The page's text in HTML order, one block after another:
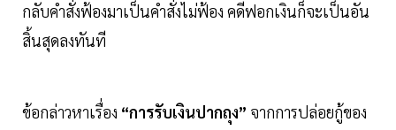
กลับคำสั่งฟ้องมาเป็นคำสั่งไม่ฟ้อง คดีฟอกเงินก็จะเป็นอัน
สิ้นสุดลงทันที
ข้อกล่าวหาเรื่อง “การรับเงินปากถุง” จากการปล่อยกู้ของ